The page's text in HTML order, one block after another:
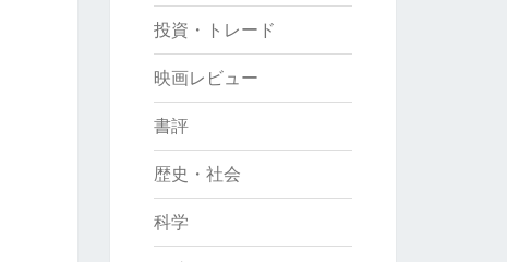
投資・トレード
映画レビュー
書評
歴史・社会
科学